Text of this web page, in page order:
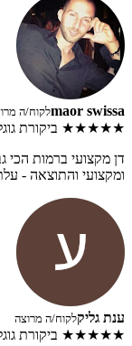
maor swissaלקוח/ה
★★★★★ ביקורת
דן מקצועי ברמות הכי
ומקצועי והתוצאה -
ענת גליקלקוח/ה מרוצה
★★★★★ ביקורת